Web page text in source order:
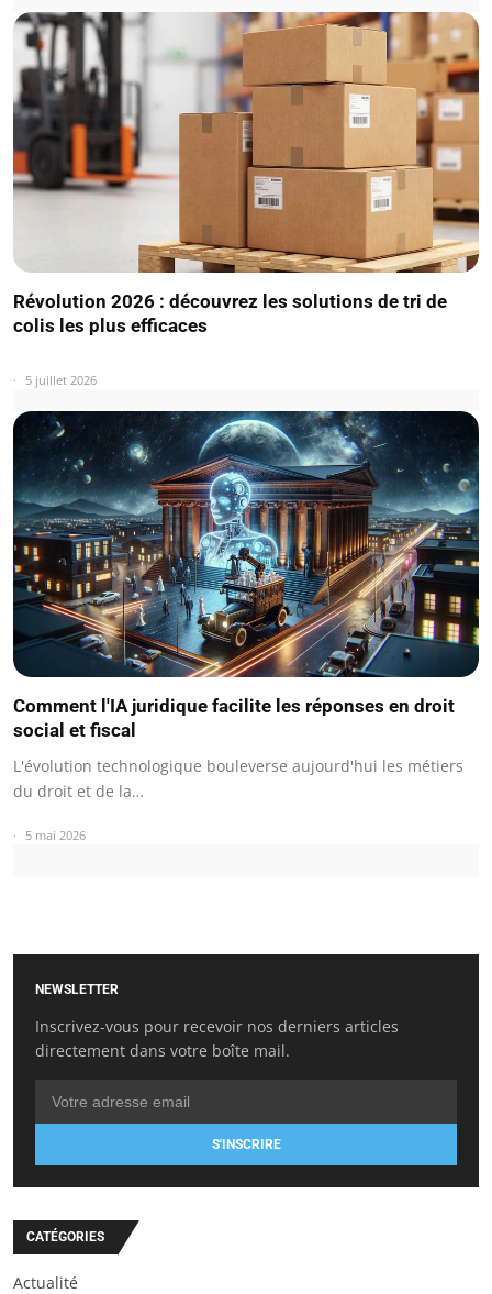
Révolution 2026 : découvrez les solutions de tri de
colis les plus efficaces
5 juillet 2026
Comment l'IA juridique facilite les réponses en droit
social et fiscal
L'évolution technologique bouleverse aujourd'hui les métiers
du droit et de la…
5 mai 2026
NEWSLETTER
Inscrivez-vous pour recevoir nos derniers articles
directement dans votre boîte mail.
S'INSCRIRE
CATÉGORIES
Actualité